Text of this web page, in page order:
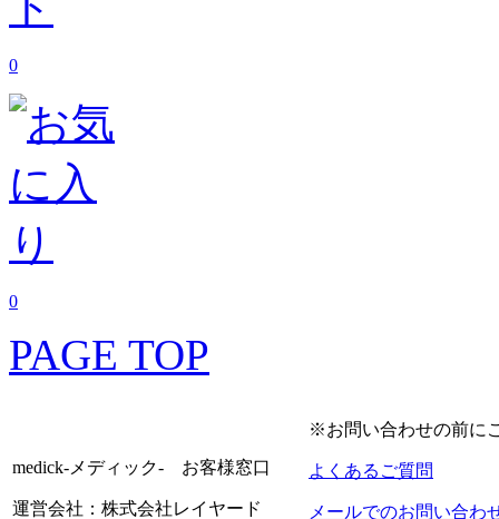
0
0
PAGE TOP
medick-メディック- お客様窓口
運営会社：株式会社レイヤード
※お問い合わせの前に
よくあるご質問
メールでのお問い合わ